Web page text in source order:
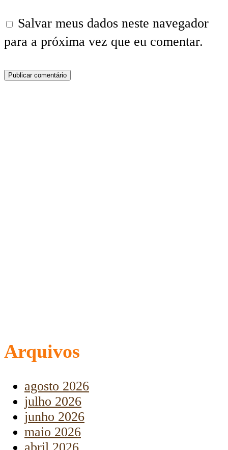
Salvar meus dados neste navegador
para a próxima vez que eu comentar.
Arquivos
agosto 2026
julho 2026
junho 2026
maio 2026